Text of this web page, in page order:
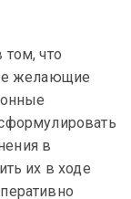
том, что
желающие
в
их в ходе